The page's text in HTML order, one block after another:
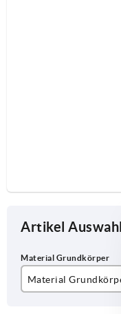
Artikel Auswahl
Material